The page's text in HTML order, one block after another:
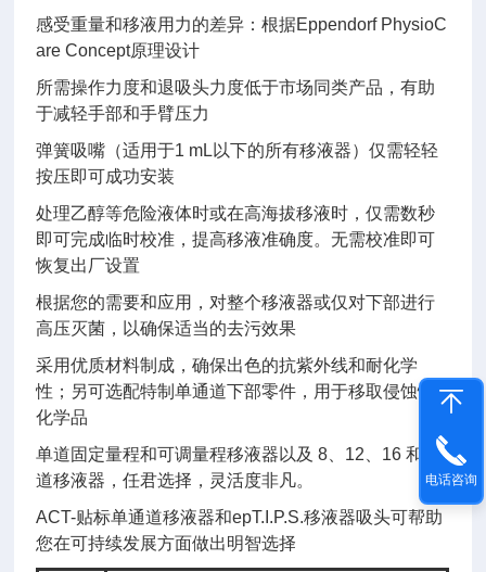
感受重量和移液用力的差异：根据Eppendorf PhysioC
are Concept原理设计
所需操作力度和退吸头力度低于市场同类产品，有助
于减轻手部和手臂压力
弹簧吸嘴（适用于1 mL以下的所有移液器）仅需轻轻
按压即可成功安装
处理乙醇等危险液体时或在高海拔移液时，仅需数秒
即可完成临时校准，提高移液准确度。无需校准即可
恢复出厂设置
根据您的需要和应用，对整个移液器或仅对下部进行
高压灭菌，以确保适当的去污效果
采用优质材料制成，确保出色的抗紫外线和耐化学
性；另可选配特制单通道下部零件，用于移取侵蚀性
化学品
单道固定量程和可调量程移液器以及 8、12、16 和 24
道移液器，任君选择，灵活度非凡。
ACT-贴标单通道移液器和epT.I.P.S.移液器吸头可帮助
您在可持续发展方面做出明智选择
电话咨询